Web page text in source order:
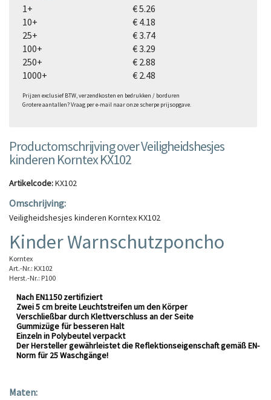
1+
€ 5.26
10+
€ 4.18
25+
€ 3.74
100+
€ 3.29
250+
€ 2.88
1000+
€ 2.48
Prijzen exclusief BTW, verzendkosten en bedrukken / borduren
Grotere aantallen? Vraag per e-mail naar onze scherpe prijsopgave.
Productomschrijving over Veiligheidshesjes
kinderen Korntex KX102
Artikelcode:KX102
Omschrijving:
Veiligheidshesjes kinderen Korntex KX102
Kinder Warnschutzponcho
Korntex
Art.-Nr.: KX102
Herst.-Nr.: P100
Nach EN1150 zertifiziert
Zwei 5 cm breite Leuchtstreifen um den Körper
Verschließbar durch Klettverschluss an der Seite
Gummizüge für besseren Halt
Einzeln in Polybeutel verpackt
Der Hersteller gewährleistet die Reflektionseigenschaft gemäß EN-
Norm für 25 Waschgänge!
Maten: